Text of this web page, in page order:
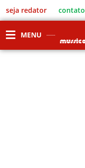
seja redator contato
MENU